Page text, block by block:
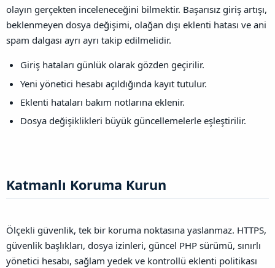
olayın gerçekten inceleneceğini bilmektir. Başarısız giriş artışı,
beklenmeyen dosya değişimi, olağan dışı eklenti hatası ve ani
spam dalgası ayrı ayrı takip edilmelidir.
Giriş hataları günlük olarak gözden geçirilir.
Yeni yönetici hesabı açıldığında kayıt tutulur.
Eklenti hataları bakım notlarına eklenir.
Dosya değişiklikleri büyük güncellemelerle eşleştirilir.
Katmanlı Koruma Kurun​
Ölçekli güvenlik, tek bir koruma noktasına yaslanmaz. HTTPS,
güvenlik başlıkları, dosya izinleri, güncel PHP sürümü, sınırlı
yönetici hesabı, sağlam yedek ve kontrollü eklenti politikası